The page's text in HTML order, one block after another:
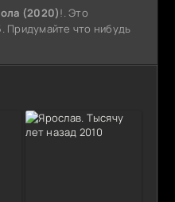
(2020)!. Это
Придумайте что нибудь